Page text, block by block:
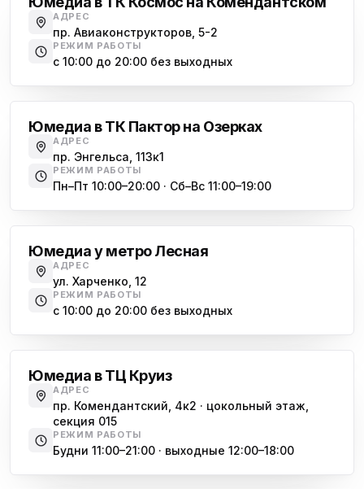
АДРЕС
пр. Авиаконструкторов, 5-2
РЕЖИМ РАБОТЫ
с 10:00 до 20:00 без выходных
Юмедиа в ТК Пактор на Озерках
АДРЕС
пр. Энгельса, 113к1
РЕЖИМ РАБОТЫ
Пн–Пт 10:00–20:00 · Сб–Вс 11:00–19:00
Юмедиа у метро Лесная
АДРЕС
ул. Харченко, 12
РЕЖИМ РАБОТЫ
с 10:00 до 20:00 без выходных
Юмедиа в ТЦ Круиз
АДРЕС
пр. Комендантский, 4к2 · цокольный этаж,
секция 015
РЕЖИМ РАБОТЫ
Будни 11:00–21:00 · выходные 12:00–18:00